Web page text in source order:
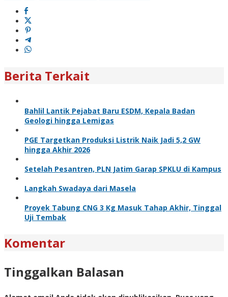
Berita Terkait
Bahlil Lantik Pejabat Baru ESDM, Kepala Badan
Geologi hingga Lemigas
PGE Targetkan Produksi Listrik Naik Jadi 5,2 GW
hingga Akhir 2026
Setelah Pesantren, PLN Jatim Garap SPKLU di Kampus
Langkah Swadaya dari Masela
Proyek Tabung CNG 3 Kg Masuk Tahap Akhir, Tinggal
Uji Tembak
Komentar
Tinggalkan Balasan